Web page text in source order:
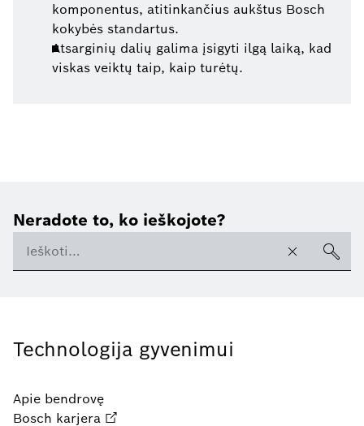
komponentus, atitinkančius aukštus Bosch
kokybės standartus.
Atsarginių dalių galima įsigyti ilgą laiką, kad
viskas veiktų taip, kaip turėtų.
Neradote to, ko ieškojote?
Technologija gyvenimui
Apie bendrovę
Bosch karjera